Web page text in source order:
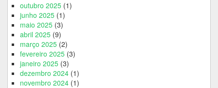
outubro 2025 (1)
junho 2025 (1)
maio 2025 (3)
abril 2025 (9)
março 2025 (2)
fevereiro 2025 (3)
janeiro 2025 (3)
dezembro 2024 (1)
novembro 2024 (1)